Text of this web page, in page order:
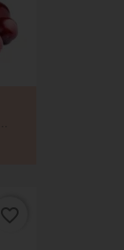
favorite_border